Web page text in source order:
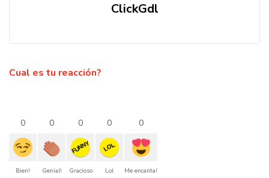
ClickGdl
Cual es tu reacción?
0
Bien!
0
Genial!
0
FUNNY
Gracioso
0
LOL
Lol
0
Me encanta!